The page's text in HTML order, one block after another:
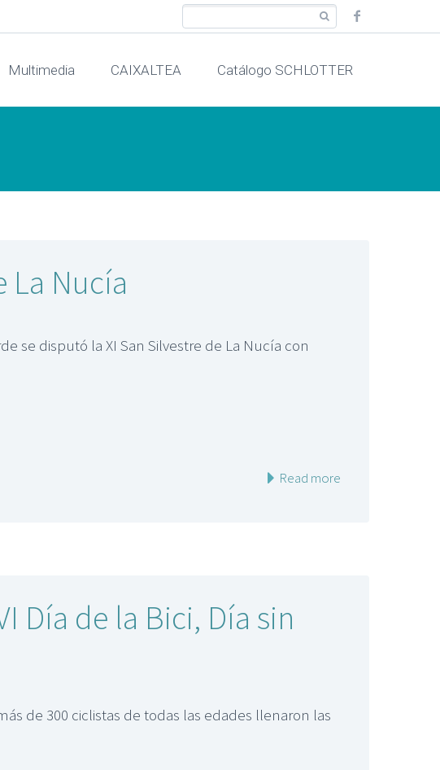
Multimedia CAIXALTEA Catálogo SCHLOTTER
La Nucía
se disputó la XI San Silvestre de La Nucía con
Read more
Día de la Bici, Día sin
de 300 ciclistas de todas las edades llenaron las